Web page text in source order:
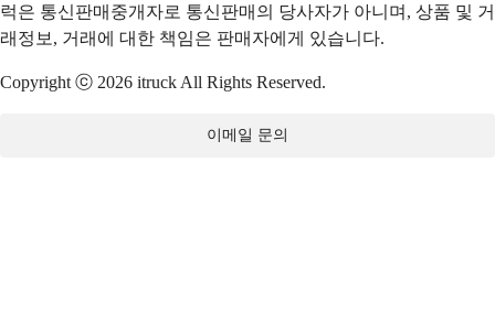
럭은 통신판매중개자로 통신판매의 당사자가 아니며, 상품 및 거
래정보, 거래에 대한 책임은 판매자에게 있습니다.
Copyright ⓒ 2026 itruck All Rights Reserved.
이메일 문의